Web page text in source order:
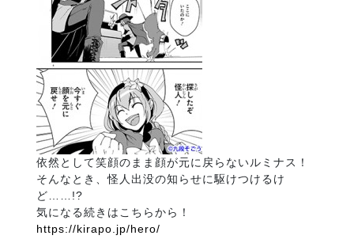
依然として笑顔のまま顔が元に戻らないルミナス！
そんなとき、怪人出没の知らせに駆けつけるけ
ど……!?
気になる続きはこちらから！
https://kirapo.jp/hero/